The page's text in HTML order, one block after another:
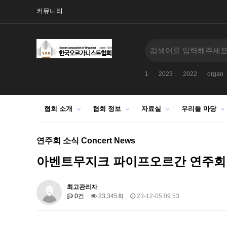
커뮤니티
1 2023 2022 organ
협회 소개 협회 정보 자료실 우리들 마당
연주회 소식 Concert News
아벤트무지크 파이프오르간 연주회
최고관리자
0건
23,345회 23-12-05 09:53